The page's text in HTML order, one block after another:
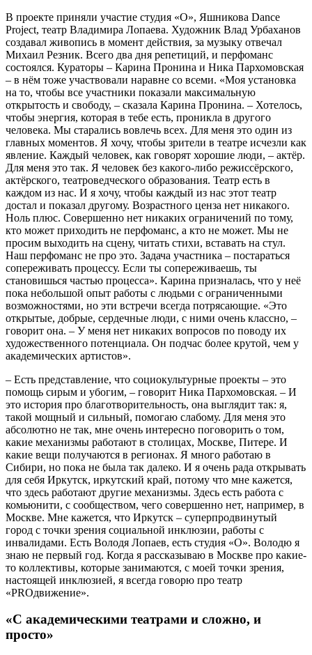
В проекте приняли участие студия «О», Яшникова Dance
Project, театр Владимира Лопаева. Художник Влад Урбаханов
создавал живопись в момент действия, за музыку отвечал
Михаил Резник. Всего два дня репетиций, и перфоманс
состоялся. Кураторы – Карина Пронина и Ника Пархомовская
– в нём тоже участвовали наравне со всеми. «Моя установка
на то, чтобы все участники показали максимальную
открытость и свободу, – сказала Карина Пронина. – Хотелось,
чтобы энергия, которая в тебе есть, проникла в другого
человека. Мы старались вовлечь всех. Для меня это один из
главных моментов. Я хочу, чтобы зрители в театре исчезли как
явление. Каждый человек, как говорят хорошие люди, – актёр.
Для меня это так. Я человек без какого-либо режиссёрского,
актёрского, театроведческого образования. Театр есть в
каждом из нас. И я хочу, чтобы каждый из нас этот театр
достал и показал другому. Возрастного ценза нет никакого.
Ноль плюс. Совершенно нет никаких ограничений по тому,
кто может приходить не перфоманс, а кто не может. Мы не
просим выходить на сцену, читать стихи, вставать на стул.
Наш перфоманс не про это. Задача участника – постараться
сопереживать процессу. Если ты сопереживаешь, ты
становишься частью процесса». Карина призналась, что у неё
пока небольшой опыт работы с людьми с ограниченными
возможностями, но эти встречи всегда потрясающие. «Это
открытые, добрые, сердечные люди, с ними очень классно, –
говорит она. – У меня нет никаких вопросов по поводу их
художественного потенциала. Он подчас более крутой, чем у
академических артистов».
– Есть представление, что социокультурные проекты – это
помощь сирым и убогим, – говорит Ника Пархомовская. – И
это история про благотворительность, она выглядит так: я,
такой мощный и сильный, помогаю слабому. Для меня это
абсолютно не так, мне очень интересно поговорить о том,
какие механизмы работают в столицах, Москве, Питере. И
какие вещи получаются в регионах. Я много работаю в
Сибири, но пока не была так далеко. И я очень рада открывать
для себя Иркутск, иркутский край, потому что мне кажется,
что здесь работают другие механизмы. Здесь есть работа с
комьюнити, с сообществом, чего совершенно нет, например, в
Москве. Мне кажется, что Иркутск – суперпродвинутый
город с точки зрения социальной инклюзии, работы с
инвалидами. Есть Володя Лопаев, есть студия «О». Володю я
знаю не первый год. Когда я рассказываю в Москве про какие-
то коллективы, которые занимаются, с моей точки зрения,
настоящей инклюзией, я всегда говорю про театр
«PROдвижение».
«С академическими театрами и сложно, и
просто»